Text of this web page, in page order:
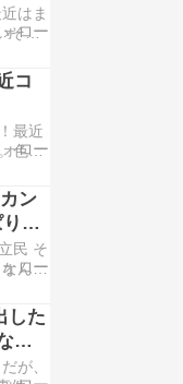
ゃな
た２
はま
そし
そば
９円
ンス
きそ
ース
驚き
コ
最近
色ん
最近
ラボ
ン
込
民 そ
んじ
世間
ーと
ブッ
した
ん
な
が、